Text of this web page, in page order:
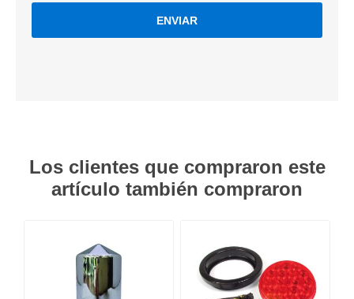
ENVIAR
Los clientes que compraron este
artículo también compraron